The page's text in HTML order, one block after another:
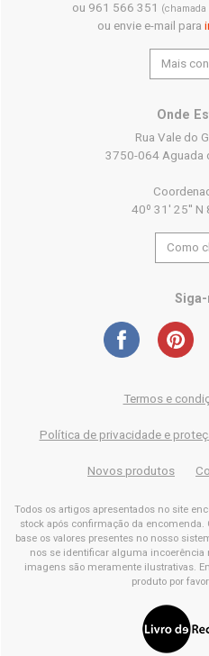
ou 961 566 351 (chamada
ou envie e-mail para
Mais
Onde
Rua Vale do
3750-064 Aguada
40º 31' 25'' N
Como
Termos e
Política de privacidade e
Novos produtos
Todos os artigos apresentados no site
stock após confirmação da
base os valores presentes no nosso
nos se identificar alguma
imagens são meramente ilustrativas.
produto por